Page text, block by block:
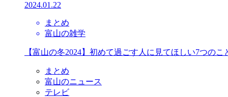
2024.01.22
まとめ
富山の雑学
【富山の冬2024】初めて過ごす人に見てほしい7つのこ
まとめ
富山のニュース
テレビ